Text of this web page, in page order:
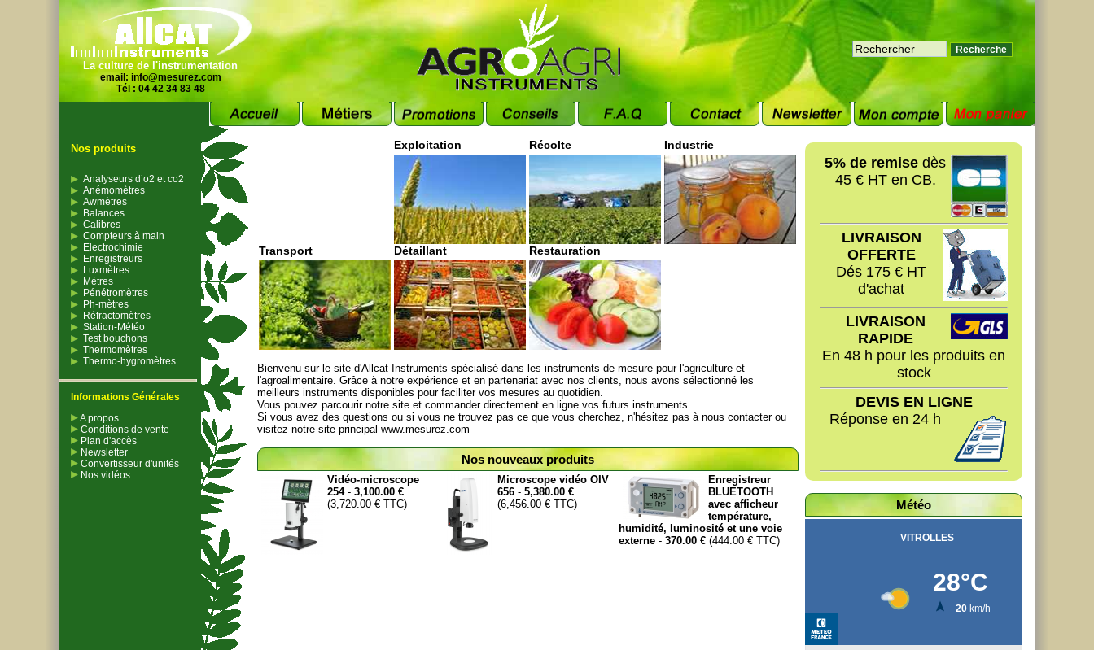
La culture de l'instrumentation
email: info@mesurez.com
Tél : 04 42 34 83 48
Nos produits
Analyseurs d’o2 et co2
Anémomètres
Awmètres
Balances
Calibres
Compteurs à main
Electrochimie
Enregistreurs
Luxmètres
Mètres
Pénétromètres
Ph-mètres
Réfractomètres
Station-Météo
Test bouchons
Thermomètres
Thermo-hygromètres
Informations Générales
A propos
Conditions de vente
Plan d'accès
Newsletter
Convertisseur d'unités
Nos vidéos
Exploitation Récolte Industrie
Transport Détaillant Restauration
Bienvenu sur le site d'Allcat Instruments spécialisé dans les instruments de mesure pour l'agriculture et
l'agroalimentaire. Grâce à notre expérience et en partenariat avec nos clients, nous avons sélectionné les
meilleurs instruments disponibles pour faciliter vos mesures au quotidien.
Vous pouvez parcourir notre site et commander directement en ligne vos futurs instruments.
Si vous avez des questions ou si vous ne trouvez pas ce que vous cherchez, n'hésitez pas à nous contacter ou
visitez notre site principal www.mesurez.com
Nos nouveaux produits
Vidéo-microscope
254- 3,100.00 €
(3,720.00 € TTC)
Microscope vidéo OIV
656 - 5,380.00 €
(6,456.00 € TTC)
Enregistreur
BLUETOOTH
avec afficheur
température,
humidité, luminosité et une voie
externe - 370.00 € (444.00 € TTC)
5% de remise dès
45 € HT en CB.
LIVRAISON
OFFERTE
Dés 175 € HT
d'achat
LIVRAISON
RAPIDE
En 48 h pour les produits en
stock
DEVIS EN LIGNE
Réponse en 24 h
Météo